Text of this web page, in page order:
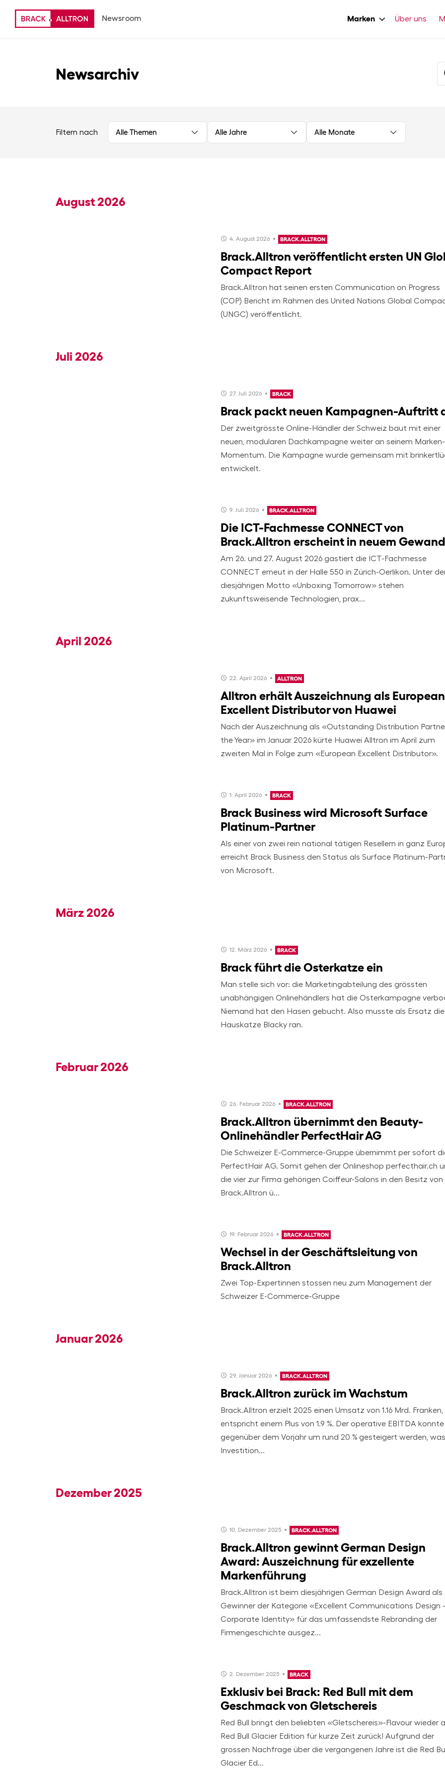
Newsroom Marken Über uns
Newsarchiv
Filtern nach Alle Themen Alle Jahre Alle Monate
August 2026
4. August 2026 BRACK.ALLTRON
Brack.Alltron veröffentlicht ersten UN
Compact Report
Brack.Alltron hat seinen ersten Communication on Progress
(COP) Bericht im Rahmen des United Nations Global
(UNGC) veröffentlicht.
Juli 2026
27. Juli 2026 BRACK
Brack packt neuen Kampagnen-Auftritt
Der zweitgrösste Online-Händler der Schweiz baut mit einer
neuen, modularen Dachkampagne weiter an seinem Marken-
Momentum. Die Kampagne wurde gemeinsam mit
entwickelt.
9. Juli 2026 BRACK.ALLTRON
Die ICT-Fachmesse CONNECT von
Brack.Alltron erscheint in neuem Gewand
Am 26. und 27. August 2026 gastiert die ICT-Fachmesse
CONNECT erneut in der Halle 550 in Zürich-Oerlikon. Unter
diesjährigen Motto «Unboxing Tomorrow» stehen
zukunftsweisende Technologien, prax...
April 2026
22. April 2026 ALLTRON
Alltron erhält Auszeichnung als European
Excellent Distributor von Huawei
Nach der Auszeichnung als «Outstanding Distribution
the Year» im Januar 2026 kürte Huawei Alltron im April zum
zweiten Mal in Folge zum «European Excellent Distributor».
1. April 2026 BRACK
Brack Business wird Microsoft Surface
Platinum-Partner
Als einer von zwei rein national tätigen Resellern in ganz
erreicht Brack Business den Status als Surface Platinum-
von Microsoft.
März 2026
12. März 2026 BRACK
Brack führt die Osterkatze ein
Man stelle sich vor: die Marketingabteilung des grössten
unabhängigen Onlinehändlers hat die Osterkampagne
Niemand hat den Hasen gebucht. Also musste als Ersatz die
Hauskatze Blacky ran.
Februar 2026
26. Februar 2026 BRACK.ALLTRON
Brack.Alltron übernimmt den Beauty-
Onlinehändler PerfectHair AG
Die Schweizer E-Commerce-Gruppe übernimmt per sofort
PerfectHair AG. Somit gehen der Onlineshop perfecthair.ch
die vier zur Firma gehörigen Coiffeur-Salons in den Besitz von
Brack.Alltron ü...
19. Februar 2026 BRACK.ALLTRON
Wechsel in der Geschäftsleitung von
Brack.Alltron
Zwei Top-Expertinnen stossen neu zum Management der
Schweizer E-Commerce-Gruppe
Januar 2026
29. Januar 2026 BRACK.ALLTRON
Brack.Alltron zurück im Wachstum
Brack.Alltron erzielt 2025 einen Umsatz von 1.16 Mrd.
entspricht einem Plus von 1.9 %. Der operative EBITDA konnte
gegenüber dem Vorjahr um rund 20 % gesteigert werden, was
Investition...
Dezember 2025
10. Dezember 2025 BRACK.ALLTRON
Brack.Alltron gewinnt German Design
Award: Auszeichnung für exzellente
Markenführung
Brack.Alltron ist beim diesjährigen German Design Award als
Gewinner der Kategorie «Excellent Communications Design
Corporate Identity» für das umfassendste Rebranding der
Firmengeschichte ausgez...
2. Dezember 2025 BRACK
Exklusiv bei Brack: Red Bull mit dem
Geschmack von Gletschereis
Red Bull bringt den beliebten «Gletschereis»-Flavour wieder
Red Bull Glacier Edition für kurze Zeit zurück! Aufgrund der
grossen Nachfrage über die vergangenen Jahre ist die Red
Glacier Ed...